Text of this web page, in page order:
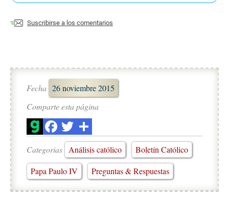
Suscribirse a los comentarios
Fecha 26 noviembre 2015
Comparte esta página
Categorias Análisis católico
Boletín Católico
Papa Paulo IV
Preguntas & Respuestas